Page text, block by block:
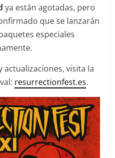
ya están agotadas, pero
que se lanzarán
especiales
actualizaciones, visita la
resurrectionfest.es.